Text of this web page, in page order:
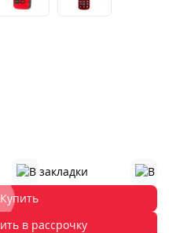
Купить
в рассрочку